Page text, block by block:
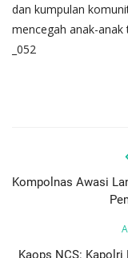
dan kumpulan
mencegah anak-
_052
Kompolnas Awasi
Kaops NCS: